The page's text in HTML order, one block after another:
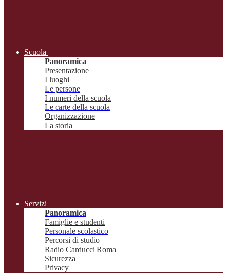
Scuola
Panoramica
Presentazione
I luoghi
Le persone
I numeri della scuola
Le carte della scuola
Organizzazione
La storia
Servizi
Panoramica
Famiglie e studenti
Personale scolastico
Percorsi di studio
Radio Carducci Roma
Sicurezza
Privacy